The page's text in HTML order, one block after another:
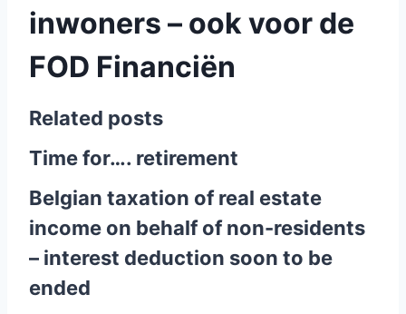
inwoners – ook voor de
FOD Financiën
Related posts
Time for…. retirement
Belgian taxation of real estate
income on behalf of non-residents
– interest deduction soon to be
ended